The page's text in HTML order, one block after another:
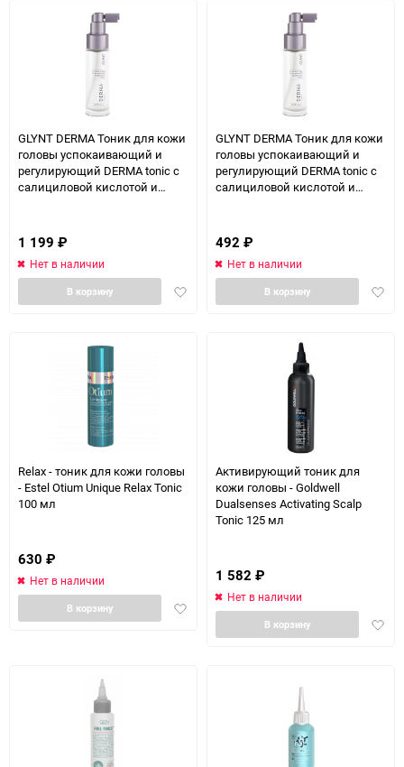
GLYNT DERMA Тоник для кожи
головы успокаивающий и
регулирующий DERMA tonic с
салициловой кислотой и
1 199 ₽
Нет в наличии
Добавить
В корзину
GLYNT DERMA Тоник для кожи
головы успокаивающий и
регулирующий DERMA tonic с
салициловой кислотой и
492 ₽
Нет в наличии
В корзину
Relax - тоник для кожи головы
- Estel Otium Unique Relax Tonic
100 мл
630 ₽
Нет в наличии
Добавить
избранное
В корзину
Активирующий тоник для
кожи головы - Goldwell
Dualsenses Activating Scalp
Tonic 125 мл
1 582 ₽
Нет в наличии
В корзину